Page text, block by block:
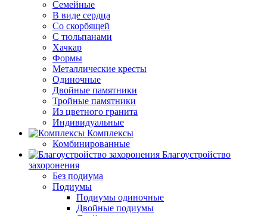
Семейные
В виде сердца
Со скорбящей
С тюльпанами
Хачкар
Формы
Металлические кресты
Одиночные
Двойные памятники
Тройные памятники
Из цветного гранита
Индивидуальные
Комплексы
Комбинированные
Благоустройство
захоронения
Без подиума
Подиумы
Подиумы одиночные
Двойные подиумы